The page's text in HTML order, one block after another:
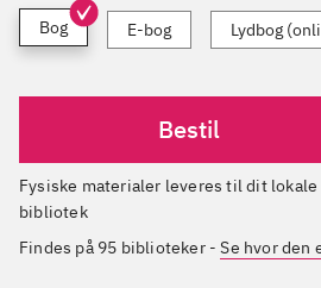
Bog E-bog Lydbog
Bestil
Fysiske materialer leveres til dit lokale
bibliotek
Findes på 95 biblioteker-Se hvor den